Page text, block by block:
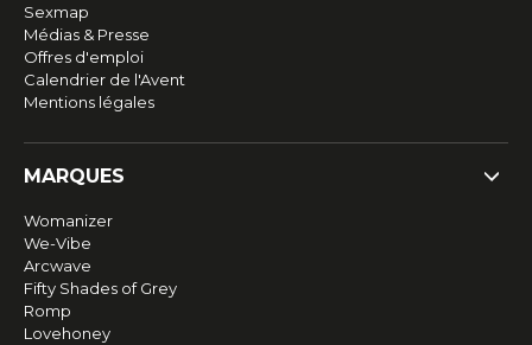
Sexmap
Médias & Presse
Offres d'emploi
Calendrier de l'Avent
Mentions légales
MARQUES
Womanizer
We-Vibe
Arcwave
Fifty Shades of Grey
Romp
Lovehoney